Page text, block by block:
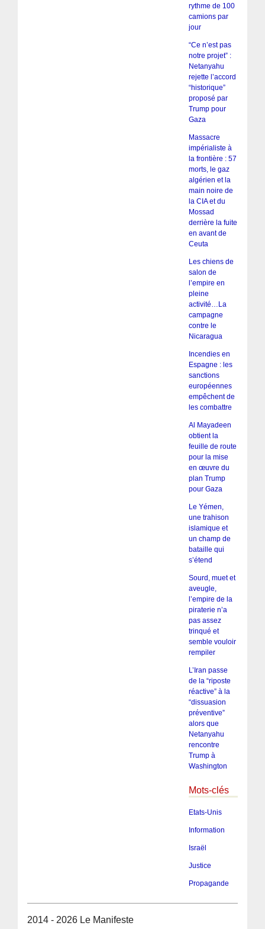
rythme de 100
camions par
jour
“Ce n’est pas
notre projet” :
Netanyahu
rejette l’accord
“historique”
proposé par
Trump pour
Gaza
Massacre
impérialiste à
la frontière : 57
morts, le gaz
algérien et la
main noire de
la CIA et du
Mossad
derrière la fuite
en avant de
Ceuta
Les chiens de
salon de
l’empire en
pleine
activité…La
campagne
contre le
Nicaragua
Incendies en
Espagne : les
sanctions
européennes
empêchent de
les combattre
Al Mayadeen
obtient la
feuille de route
pour la mise
en œuvre du
plan Trump
pour Gaza
Le Yémen,
une trahison
islamique et
un champ de
bataille qui
s’étend
Sourd, muet et
aveugle,
l’empire de la
piraterie n’a
pas assez
trinqué et
semble vouloir
rempiler
L’Iran passe
de la “riposte
réactive” à la
“dissuasion
préventive”
alors que
Netanyahu
rencontre
Trump à
Washington
Mots-clés
Etats-Unis
Information
Israël
Justice
Propagande
2014 - 2026 Le Manifeste